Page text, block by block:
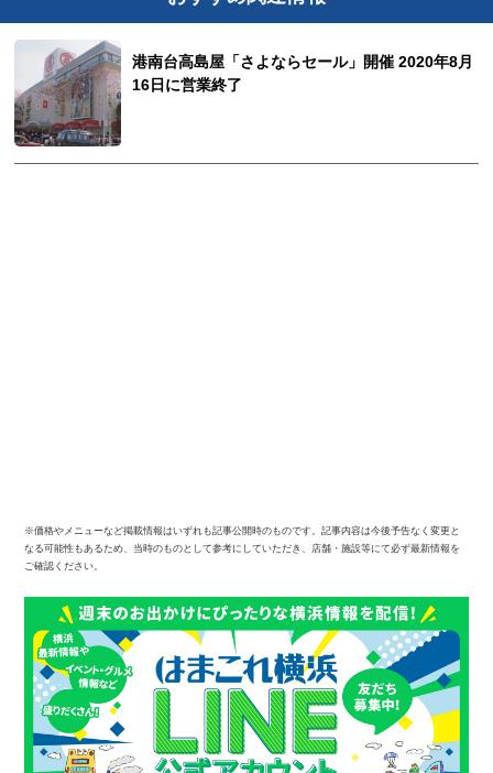
港南台高島屋「さよならセール」開催 2020年8月
16日に営業終了
※価格やメニューなど掲載情報はいずれも記事公開時のものです。記事内容は今後予告なく変更と
なる可能性もあるため、当時のものとして参考にしていただき、店舗・施設等にて必ず最新情報を
ご確認ください。